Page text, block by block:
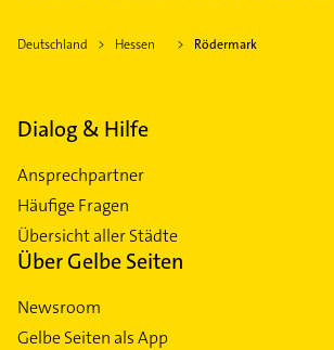
Deutschland Hessen Rödermark
Dialog & Hilfe
Ansprechpartner
Häufige Fragen
Übersicht aller Städte
Über Gelbe Seiten
Newsroom
Gelbe Seiten als App